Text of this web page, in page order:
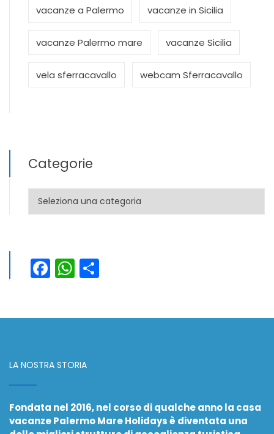
vacanze a Palermo vacanze in Sicilia
vacanze Palermo mare vacanze Sicilia
vela sferracavallo webcam Sferracavallo
Categorie
Categorie
Facebook
WhatsApp
LA NOSTRA STORIA
Fondata nel 2016, nel corso di qualche anno la casa
vacanze Palermo Mare Holidays è diventata una